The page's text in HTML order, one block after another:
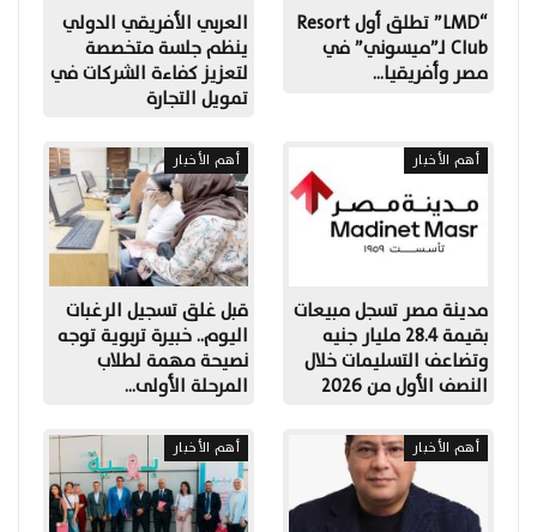
“LMD” تطلق أول Resort
Club لـ”ميسوني” في
مصر وأفريقيا…
العربي الأفريقي الدولي
ينظم جلسة متخصصة
لتعزيز كفاءة الشركات في
تمويل التجارة
أهم الأخبار
مدينة مصر تسجل مبيعات
بقيمة 28.4 مليار جنيه
وتضاعف التسليمات خلال
النصف الأول من 2026
أهم الأخبار
قبل غلق تسجيل الرغبات
اليوم.. خبيرة تربوية توجه
نصيحة مهمة لطلاب
المرحلة الأولى…
أهم الأخبار أهم الأخبار